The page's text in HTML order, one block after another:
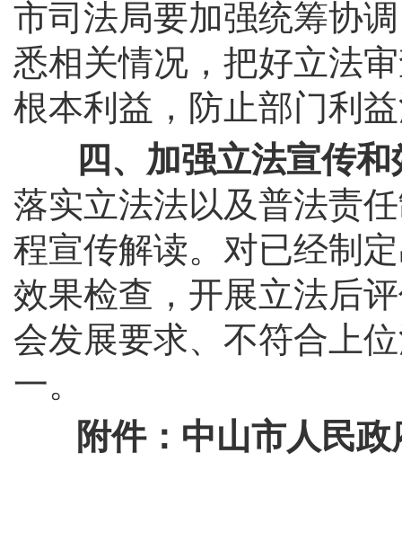
市司法局要加强统筹协
悉相关情况，把好立法
根本利益，防止部门利
四、加强立法宣传和
落实立法法以及普法责
程宣传解读。对已经制
效果检查，开展立法后
会发展要求、不符合上
一。
附件：中山市人民政